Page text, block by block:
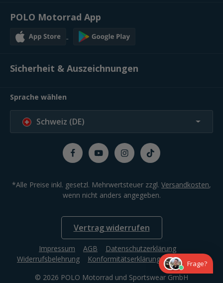
POLO Motorrad App
Sicherheit & Auszeichnungen
Sprache wählen
Schweiz (DE)
*Alle Preise inkl. gesetzl. Mehrwertsteuer zzgl. Versandkosten,
wenn nicht anders angegeben.
© 2026 POLO Motorrad und Sportswear GmbH
Vertrag widerrufen
Impressum AGB
Datenschutzerklärung
Widerrufsbelehrung
Konformitätserklärung Compliance
Frage?